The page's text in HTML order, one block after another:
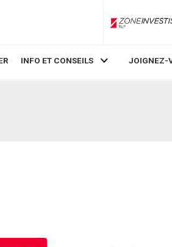
INFO ET CONSEILS JOIGNEZ-